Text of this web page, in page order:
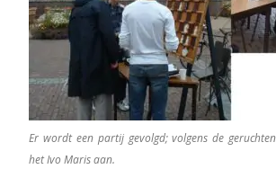
Er wordt een partij gevolgd; volgens de
het Ivo Maris aan.